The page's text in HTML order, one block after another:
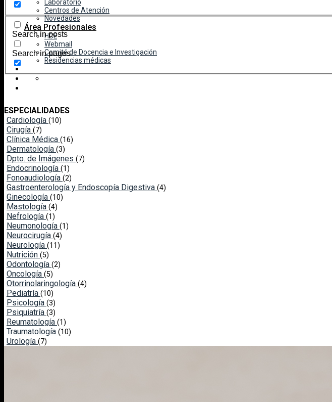
Laboratorio
Centros de Atención
Novedades
Área Profesionales
HCE
Webmail
Comité de Docencia e Investigación
Residencias médicas
Search in posts
Search in pages
ESPECIALIDADES
Cardiología (10)
Cirugía (7)
Clínica Médica (16)
Dermatología (3)
Dpto. de Imágenes (7)
Endocrinología (1)
Fonoaudiología (2)
Gastroenterología y Endoscopía Digestiva (4)
Ginecología (10)
Mastología (4)
Nefrología (1)
Neumonología (1)
Neurocirugía (4)
Neurología (11)
Nutrición (5)
Odontología (2)
Oncología (5)
Otorrinolaringología (4)
Pediatría (10)
Psicología (3)
Psiquiatría (3)
Reumatología (1)
Traumatología (10)
Urología (7)